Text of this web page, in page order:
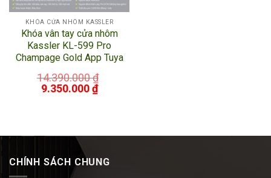
KHÓA CỬA NHÔM KASSLER
Khóa vân tay cửa nhôm
Kassler KL-599 Pro
Champage Gold App Tuya
14.390.000₫
9.350.000₫
CHÍNH SÁCH CHUNG